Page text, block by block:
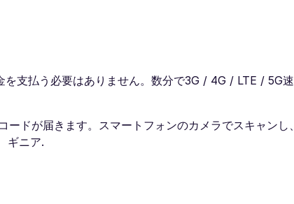
支払う必要はありません。数分で3G / 4G / LTE / 5G
ドが届きます。スマートフォンのカメラでスキャン
ギニア.